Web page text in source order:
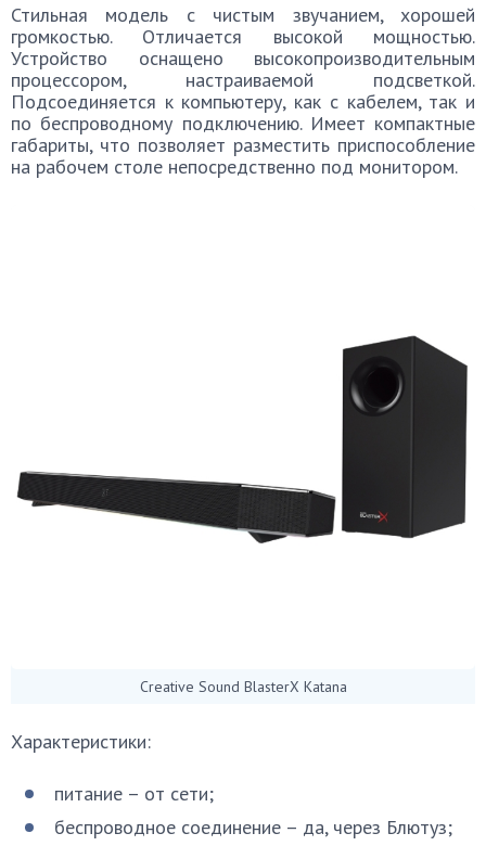
Стильная модель с чистым звучанием, хорошей
громкостью. Отличается высокой мощностью.
Устройство оснащено высокопроизводительным
процессором, настраиваемой подсветкой.
Подсоединяется к компьютеру, как с кабелем, так и
по беспроводному подключению. Имеет компактные
габариты, что позволяет разместить приспособление
на рабочем столе непосредственно под монитором.
Creative Sound BlasterX Katana
Характеристики:
питание – от сети;
беспроводное соединение – да, через Блютуз;